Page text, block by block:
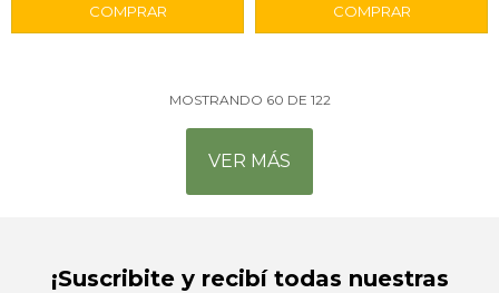
MOSTRANDO 60 DE 122
VER MÁS
¡Suscribite y recibí todas nuestras